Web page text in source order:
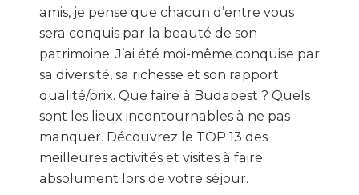
amis, je pense que chacun d’entre vous
sera conquis par la beauté de son
patrimoine. J’ai été moi-même conquise par
sa diversité, sa richesse et son rapport
qualité/prix. Que faire à Budapest ? Quels
sont les lieux incontournables à ne pas
manquer. Découvrez le TOP 13 des
meilleures activités et visites à faire
absolument lors de votre séjour.